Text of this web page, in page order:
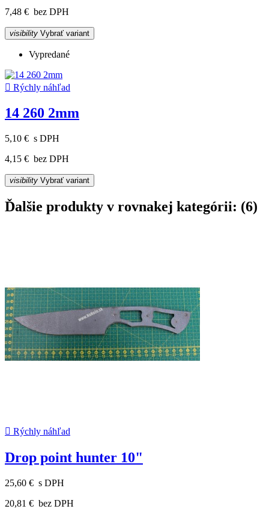
7,48 € bez DPH
visibility Vybrať variant
Vypredané
 Rýchly náhľad
14 260 2mm
5,10 € s DPH
4,15 € bez DPH
visibility Vybrať variant
Ďalšie produkty v rovnakej kategórii: (6)
 Rýchly náhľad
Drop point hunter 10"
25,60 € s DPH
20,81 € bez DPH